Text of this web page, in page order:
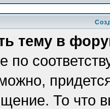
тему в
по
То что